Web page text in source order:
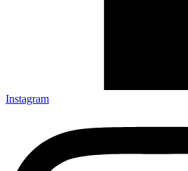
Instagram